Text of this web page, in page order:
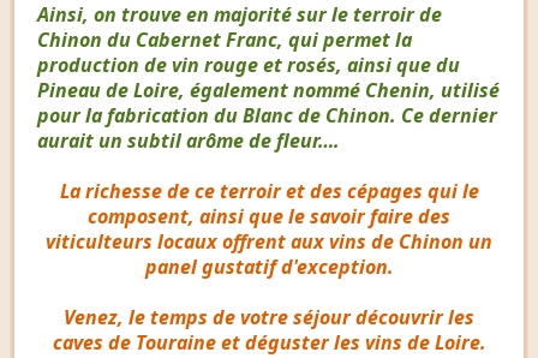
Ainsi, on trouve en majorité sur le terroir de
Chinon du Cabernet Franc, qui permet la
production de vin rouge et rosés, ainsi que du
Pineau de Loire, également nommé Chenin, utilisé
pour la fabrication du Blanc de Chinon. Ce dernier
aurait un subtil arôme de fleur….
La richesse de ce terroir et des cépages qui le
composent, ainsi que le savoir faire des
viticulteurs locaux offrent aux vins de Chinon un
panel gustatif d'exception.
Venez, le temps de votre séjour découvrir les
caves de Touraine et déguster les vins de Loire.